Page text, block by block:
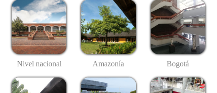
Nivel nacional Amazonía Bogotá